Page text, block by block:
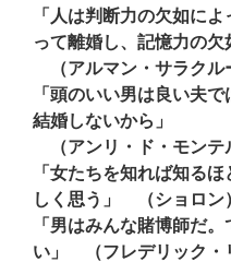
「人は判断力の欠如に
って離婚し、記憶力の欠
（アルマン・サラクル
「頭のいい男は良い夫
結婚しないから」
（アンリ・ド・モンテ
「女たちを知れば知る
しく思う」 （ショロン
「男はみんな賭博師だ
い」 （フレデリック・